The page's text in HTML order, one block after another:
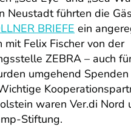
Neustadt führten die
BRIEFE ein
mit Felix Fischer von der
ZEBRA – auch
umgehend Spenden
waren Ver.di Nord
Stiftung.